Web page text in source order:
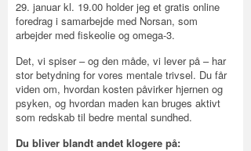
29. januar kl. 19.00 holder jeg et gratis online
foredrag i samarbejde med Norsan, som
arbejder med fiskeolie og omega-3.
Det, vi spiser – og den måde, vi lever på – har
stor betydning for vores mentale trivsel. Du får
viden om, hvordan kosten påvirker hjernen og
psyken, og hvordan maden kan bruges aktivt
som redskab til bedre mental sundhed.
Du bliver blandt andet klogere på: